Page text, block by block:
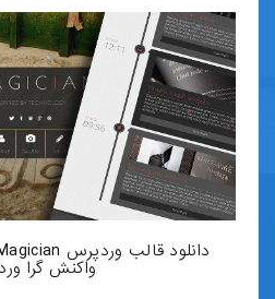
قالب-جوملا
قالب-پرستاشاپ
قالب-OpenCart
قالب-دروپال
قالب-Shopify
واکنش گرا